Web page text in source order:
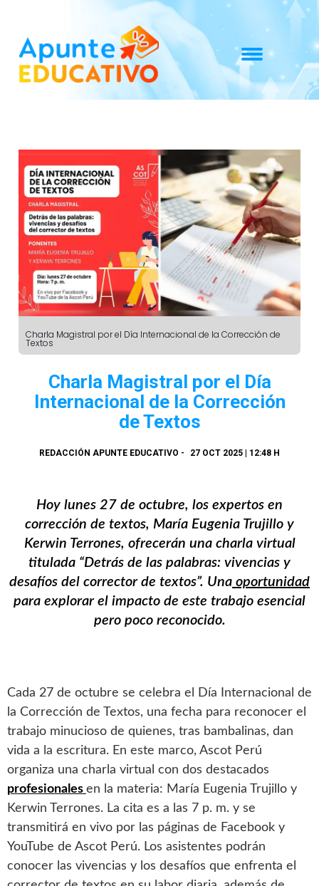
Charla Magistral por el Día Internacional de la Corrección de
Textos
Charla Magistral por el Día
Internacional de la Corrección
de Textos
REDACCIÓN APUNTE EDUCATIVO - 27 OCT 2025 | 12:48 H
Hoy lunes 27 de octubre, los expertos en
corrección de textos, María Eugenia Trujillo y
Kerwin Terrones, ofrecerán una charla virtual
titulada “Detrás de las palabras: vivencias y
desafíos del corrector de textos”. Una oportunidad
para explorar el impacto de este trabajo esencial
pero poco reconocido.
Cada 27 de octubre se celebra el Día Internacional de
la Corrección de Textos, una fecha para reconocer el
trabajo minucioso de quienes, tras bambalinas, dan
vida a la escritura. En este marco, Ascot Perú
organiza una charla virtual con dos destacados
profesionales en la materia: María Eugenia Trujillo y
Kerwin Terrones. La cita es a las 7 p. m. y se
transmitirá en vivo por las páginas de Facebook y
YouTube de Ascot Perú. Los asistentes podrán
conocer las vivencias y los desafíos que enfrenta el